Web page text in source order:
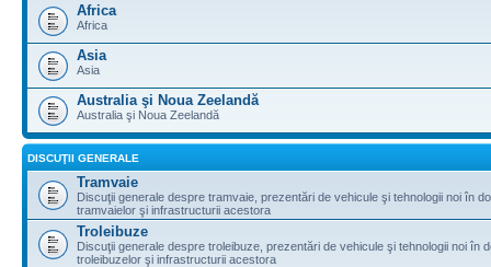
Africa
Africa
Asia
Asia
Australia şi Noua Zeelandă
Australia şi Noua Zeelandă
DISCUŢII GENERALE
Tramvaie
Discuţii generale despre tramvaie, prezentări de vehicule şi tehnologii noi în
tramvaielor şi infrastructurii acestora
Troleibuze
Discuţii generale despre troleibuze, prezentări de vehicule şi tehnologii noi în
troleibuzelor şi infrastructurii acestora